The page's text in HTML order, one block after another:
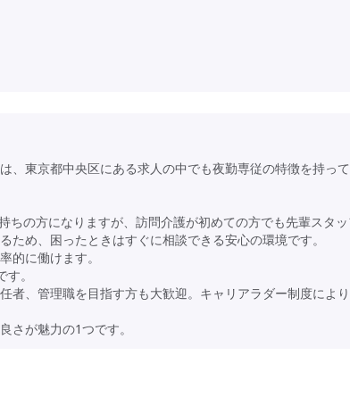
、東京都中央区にある求人の中でも夜勤専従の特徴を持っ
ちの方になりますが、訪問介護が初めての方でも先輩スタ
め、困ったときはすぐに相談できる安心の環境です。
的に働けます。
。
者、管理職を目指す方も大歓迎。キャリアラダー制度によ
さが魅力の1つです。